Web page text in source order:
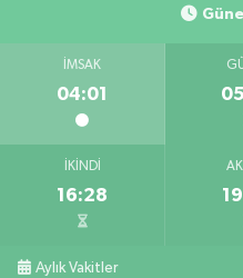
İMSAK
04:01
İKINDI
16:28
Aylık Vakitler